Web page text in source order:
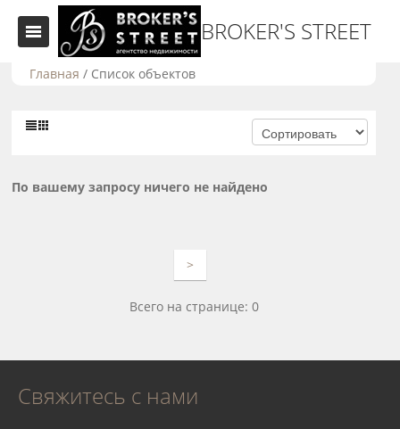
BROKER'S STREET
Главная / Список объектов
По вашему запросу ничего не найдено
>
Всего на странице: 0
Свяжитесь с нами